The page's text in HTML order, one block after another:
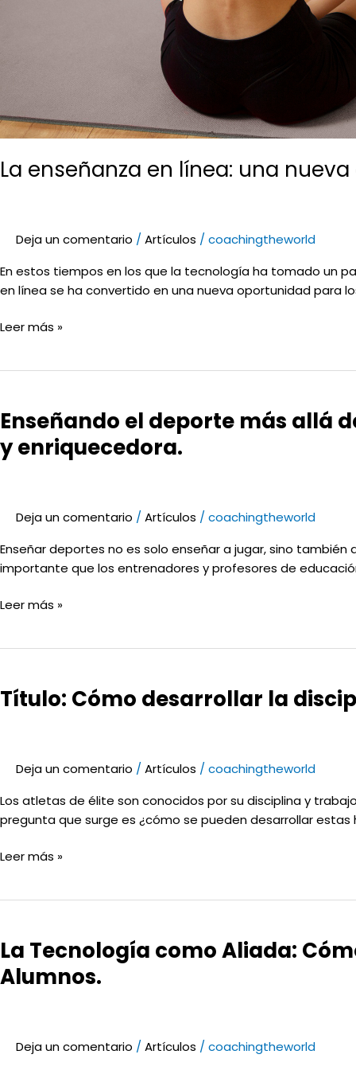
La enseñanza en línea: una
Deja un comentario /Artículos /coachingtheworld
En estos tiempos en los que la tecnología ha tomado un
en línea se ha convertido en una nueva oportunidad para
Leer más »
Enseñando el deporte más allá
y enriquecedora.
Deja un comentario /Artículos /coachingtheworld
Enseñar deportes no es solo enseñar a jugar, sino
importante que los entrenadores y profesores de
deporte
allá
habilidades
7
claves
una
completa
enriquecedora.
Leer más »
Título: Cómo desarrollar la
Deja un comentario /Artículos /coachingtheworld
Los atletas de élite son conocidos por su disciplina y
pregunta que surge es ¿cómo se pueden desarrollar
desarrollar
duro
como
élite
en
la
vida).
Leer más »
La Tecnología como Aliada:
Alumnos.
Deja un comentario /Artículos /coachingtheworld
como
Aliada:
Cómo
los